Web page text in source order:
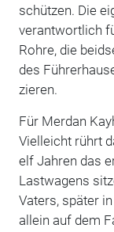
schützen. Die
verantwortlich
Rohre, die
des
zieren.
Für Merdan
Vielleicht rührt
elf Jahren das
Lastwagens
Vaters, später
allein auf dem